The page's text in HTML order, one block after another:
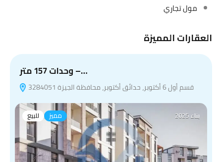
مول تجاري
العقارات المميزة
وحدات 157 متر –…
قسم أول 6 أكتوبر، حدائق أكتوبر، محافظة الجيزة 3284051
للبيع مميز بناء 2025